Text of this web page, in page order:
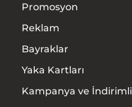
Promosyon
Reklam
Bayraklar
Yaka Kartları
Kampanya ve İndirimli